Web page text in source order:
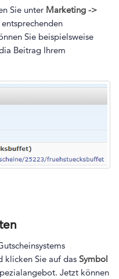
Sie unter Marketing ->
Sie beispielsweise
Beitrag Ihrem
klicken Sie auf das Symbol
Jetzt können